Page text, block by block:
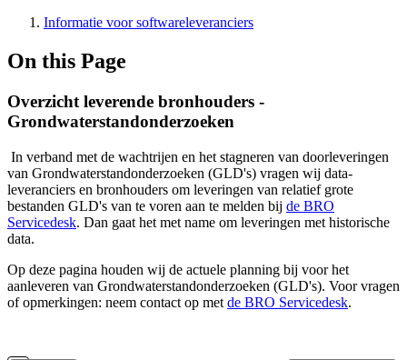
Informatie voor softwareleveranciers
On this Page
Overzicht leverende bronhouders -
Grondwaterstandonderzoeken
In verband met de wachtrijen en het stagneren van doorleveringen
van Grondwaterstandonderzoeken (GLD's) vragen wij data-
leveranciers en bronhouders om leveringen van relatief grote
bestanden GLD's van te voren aan te melden bij de BRO
Servicedesk. Dan gaat het met name om leveringen met historische
data.
Op deze pagina houden wij de actuele planning bij voor het
aanleveren van Grondwaterstandonderzoeken (GLD's). Voor vragen
of opmerkingen: neem contact op met de BRO Servicedesk.